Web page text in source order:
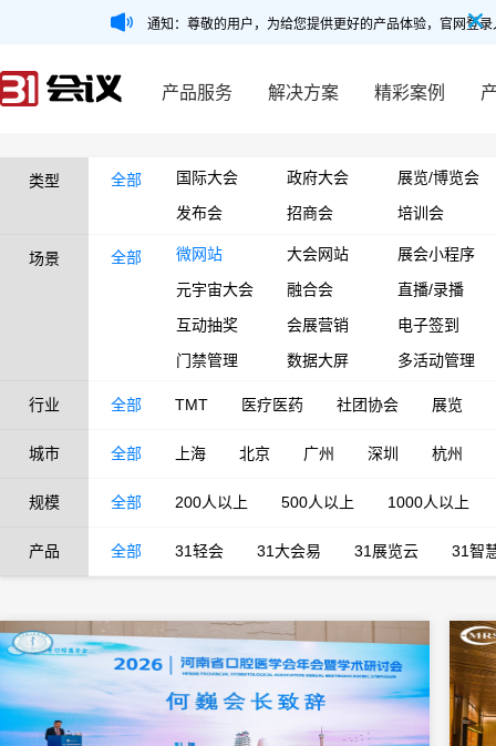
通知：尊敬的用户，为给您提供更好的产品体验，官网登
产品服务 解决方案 精彩案例
类型 全部 国际大会 政府大会
展览/博览会
发布会
招商会 培训会
场景 全部 微网站 大会网站
展会小程序
元宇宙大会
融合会
直播/录播
互动抽奖
会展营销
电子签到
门禁管理
数据大屏 多活动管理
行业 全部 TMT 医疗医药 社团协会 展览
城市 全部 上海 北京 广州 深圳 杭州
规模 全部 200人以上 500人以上 1000人以上
产品 全部 31轻会 31大会易 31展览云 31智